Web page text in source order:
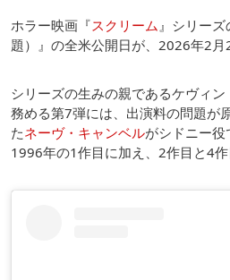
ホラー映画『スクリーム 』シリー
題）』の全米公開日が、2026年2月
シリーズの生みの親であるケヴィ
務める第7弾には、出演料の問題が
たネーヴ・キャンベルがシドニー
1996年の1作目に加え、2作目と4作